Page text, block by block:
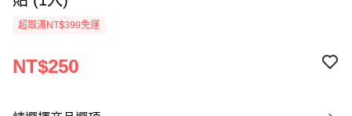
超取滿NT$399免運
NT$250